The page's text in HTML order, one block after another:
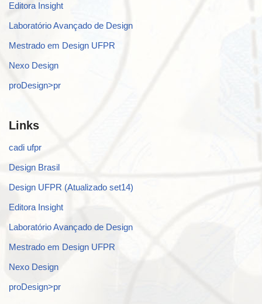
Editora Insight
Laboratório Avançado de Design
Mestrado em Design UFPR
Nexo Design
proDesign>pr
Links
cadi ufpr
Design Brasil
Design UFPR (Atualizado set14)
Editora Insight
Laboratório Avançado de Design
Mestrado em Design UFPR
Nexo Design
proDesign>pr